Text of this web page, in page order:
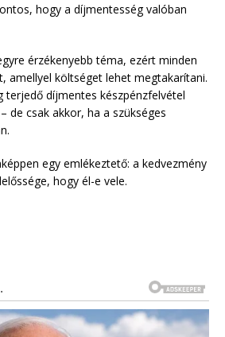
hogy a díjmentesség valóban
érzékenyebb téma, ezért minden
amellyel költséget lehet megtakarítani.
terjedő díjmentes készpénzfelvétel
de csak akkor, ha a szükséges
egy emlékeztető: a kedvezmény
hogy él-e vele.